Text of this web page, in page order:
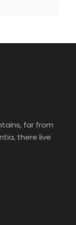
far from
there live